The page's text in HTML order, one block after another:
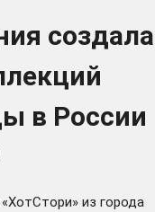
создала
в России
из города